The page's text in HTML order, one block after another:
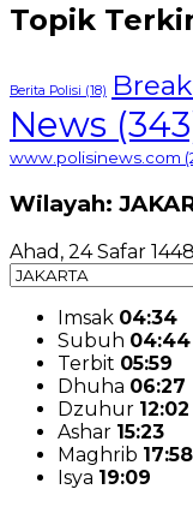
Topik
Berita Polisi (18)
News
www.polisinews.com
Wilayah:
Ahad, 24 Safar
Imsak 04:34
Subuh 04:44
Terbit 05:59
Dhuha 06:27
Dzuhur 12:02
Ashar 15:23
Maghrib 17:58
Isya 19:09